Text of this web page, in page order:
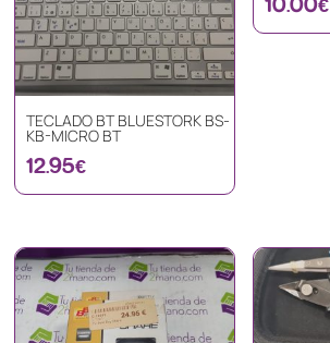
TECLADO BT BLUESTORK BS-
KB-MICRO BT
12.95€